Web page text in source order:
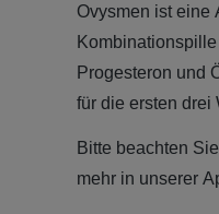
Ovysmen ist eine
Progesteron und
für die ersten drei
Bitte beachten
mehr in unserer